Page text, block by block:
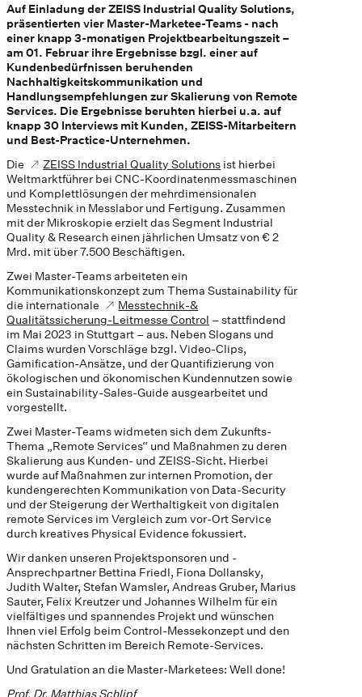
Auf Einladung der ZEISS Industrial Quality Solutions,
präsentierten vier Master-Marketee-Teams - nach
einer knapp 3-monatigen Projektbearbeitungszeit –
am 01. Februar ihre Ergebnisse bzgl. einer auf
Kundenbedürfnissen beruhenden
Nachhaltigkeitskommunikation und
Handlungsempfehlungen zur Skalierung von Remote
Services. Die Ergebnisse beruhten hierbei u.a. auf
knapp 30 Interviews mit Kunden, ZEISS-Mitarbeitern
und Best-Practice-Unternehmen.
Die
ZEISS Industrial Quality Solutions ist hierbei
Weltmarktführer bei CNC-Koordinatenmessmaschinen
und Komplettlösungen der mehrdimensionalen
Messtechnik in Messlabor und Fertigung. Zusammen
mit der Mikroskopie erzielt das Segment Industrial
Quality & Research einen jährlichen Umsatz von € 2
Mrd. mit über 7.500 Beschäftigen.
Zwei Master-Teams arbeiteten ein
Kommunikationskonzept zum Thema Sustainability für
die internationale
Messtechnik-&
Qualitätssicherung-Leitmesse Control – stattfindend
im Mai 2023 in Stuttgart – aus. Neben Slogans und
Claims wurden Vorschläge bzgl. Video-Clips,
Gamification-Ansätze, und der Quantifizierung von
ökologischen und ökonomischen Kundennutzen sowie
ein Sustainability-Sales-Guide ausgearbeitet und
vorgestellt.
Zwei Master-Teams widmeten sich dem Zukunfts-
Thema „Remote Services“ und Maßnahmen zu deren
Skalierung aus Kunden- und ZEISS-Sicht. Hierbei
wurde auf Maßnahmen zur internen Promotion, der
kundengerechten Kommunikation von Data-Security
und der Steigerung der Werthaltigkeit von digitalen
remote Services im Vergleich zum vor-Ort Service
durch kreatives Physical Evidence fokussiert.
Wir danken unseren Projektsponsoren und -
Ansprechpartner Bettina Friedl, Fiona Dollansky,
Judith Walter, Stefan Wamsler, Andreas Gruber, Marius
Sauter, Felix Kreutzer und Johannes Wilhelm für ein
vielfältiges und spannendes Projekt und wünschen
Ihnen viel Erfolg beim Control-Messekonzept und den
nächsten Schritten im Bereich Remote-Services.
Und Gratulation an die Master-Marketees: Well done!
Prof. Dr. Matthias Schlipf